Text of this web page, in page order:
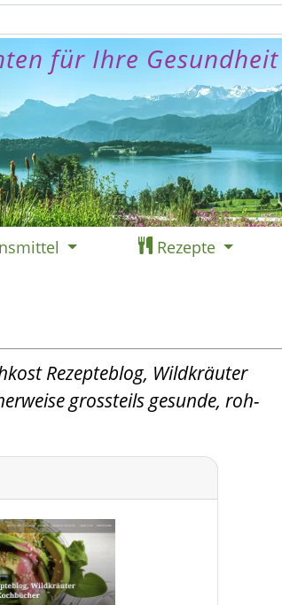
für Ihre Gesundheit
Rezepte
Rezepteblog, Wildkräuter
grossteils gesunde, roh-